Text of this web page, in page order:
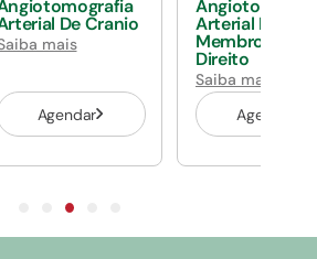
De Cranio
mais
Agendar
Arterial De
Membro
Direito
Saiba mais
Agendar